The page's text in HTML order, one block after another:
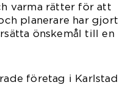
varma rätter för att
planerare har gjort
önskemål till en
företag i Karlstad